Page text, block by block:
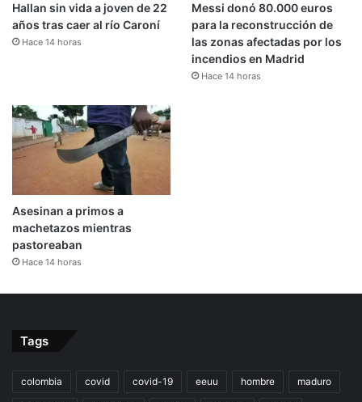
Hallan sin vida a joven de 22
años tras caer al río Caroní
Hace 14 horas
Messi donó 80.000 euros
para la reconstrucción de
las zonas afectadas por los
incendios en Madrid
Hace 14 horas
Asesinan a primos a
machetazos mientras
pastoreaban
Hace 14 horas
Tags
colombia covid covid-19 eeuu hombre maduro